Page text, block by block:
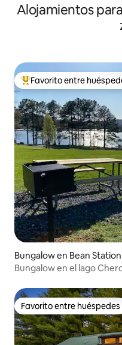
Alojamientos
De los mejores en
Favorito entre
Bungalow en Bean Station
Bungalow en el lago
Favorito entre huéspedes
Favorito entre huéspedes